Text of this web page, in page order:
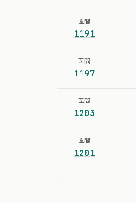
區間
1191
區間
1197
區間
1203
區間
1201